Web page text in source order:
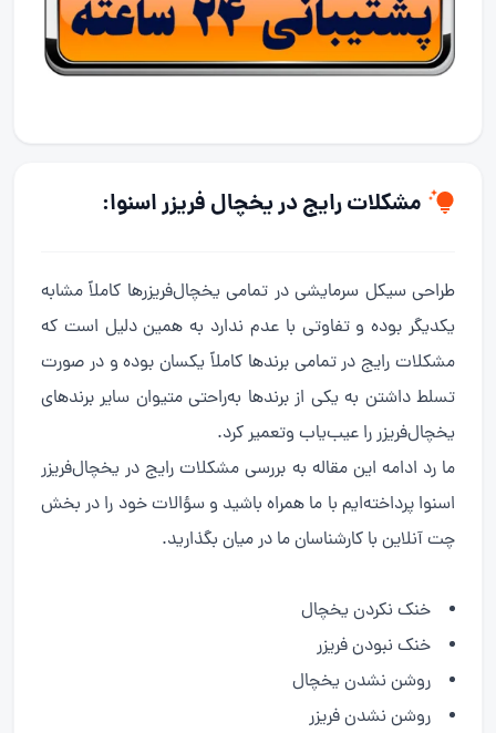
مشکلات رایج در یخچال فریزر اسنوا:
طراحی سیکل سرمایشی در تمامی یخچال‌فریزرها کاملاً مشابه
یکدیگر بوده و تفاوتی با عدم ندارد به همین دلیل است که
مشکلات رایج در تمامی برندها کاملاً یکسان بوده و در صورت
تسلط داشتن به یکی از برندها به‌راحتی متیوان سایر برندهای
یخچال‌فریزر را عیب‌یاب وتعمیر کرد.
ما رد ادامه این مقاله به بررسی مشکلات رایج در یخچال‌فریزر
اسنوا پرداخته‌ایم با ما همراه باشید و سؤالات خود را در بخش
چت آنلاین با کارشناسان ما در میان بگذارید.
خنک نکردن یخچال
خنک نبودن فریزر
روشن نشدن یخچال
روشن نشدن فریزر